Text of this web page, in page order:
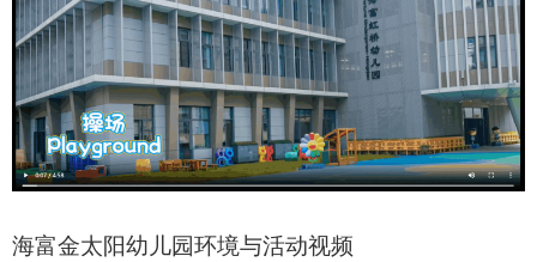
海富金太阳幼儿园环境与活动视频